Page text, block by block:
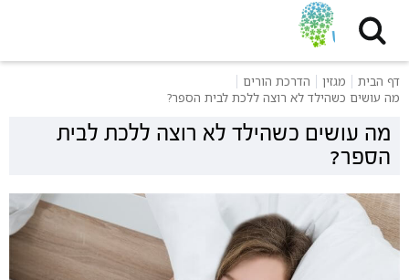
דף הבית מגזין
הדרכת הורים
מה עושים כשהילד לא רוצה ללכת לבית הספר?
מה עושים כשהילד לא רוצה ללכת לבית
הספר?